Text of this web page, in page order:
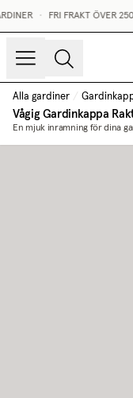
• FRI FRAKT ÖVER
Alla gardiner /
Vågig Gardinkappa
En mjuk inramning för dina